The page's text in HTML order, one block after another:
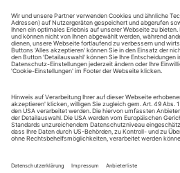
Jahr mit einem Doppelheft im
August.
Sie erhalten Zugang zum
heute und können sowohl das
das ePaper-Archiv über Ihren
theaterverlag.de einsehen.
Das Abonnement hat eine
verlängert sich jeweils um einen
es nicht vom Kunden auf der
Bestellungen“ auf www.der-